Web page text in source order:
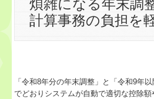
煩雑になる年末調
計算事務の負担を
「令和8年分の年末調整」と「令和9年
でどおりシステムが自動で適切な控除